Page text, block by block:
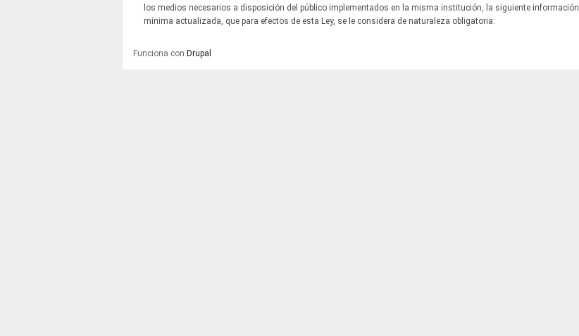
los medios necesarios a disposición del público implementados en la misma institución, la siguiente información
mínima actualizada, que para efectos de esta Ley, se le considera de naturaleza obligatoria:
Funciona con Drupal